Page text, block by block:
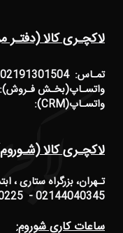
لاکچـری کالا (دفتـر
تمـاس: 02191301504 - 02144005400
واتسـاپ(بخـش فـروش):
واتسـاپ(CRM): 09999971097
لاکچـری کالا
تـهران، بزرگراه ستاری ،
02144040345 - 02144040225
ساعات کاری شوروم: